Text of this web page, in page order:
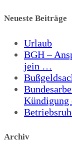
Neueste Beiträge
Urlaub
BGH –
jein …
Kündigung
Archiv